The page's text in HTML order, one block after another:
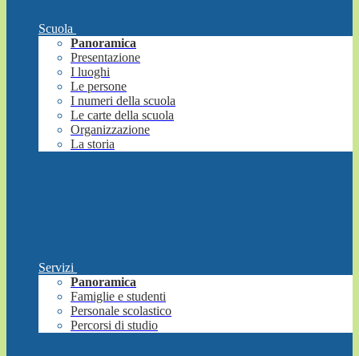
Scuola
Panoramica
Presentazione
I luoghi
Le persone
I numeri della scuola
Le carte della scuola
Organizzazione
La storia
Servizi
Panoramica
Famiglie e studenti
Personale scolastico
Percorsi di studio